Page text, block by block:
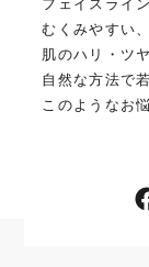
フェイスライ
むくみやすい
肌のハリ・ツ
自然な方法で
このようなお